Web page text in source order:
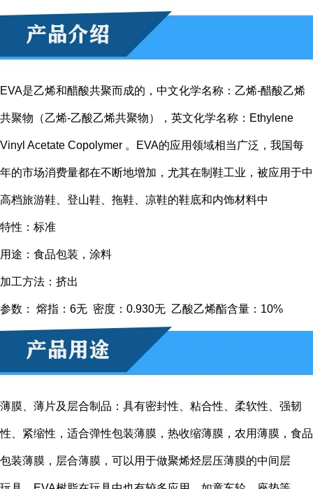
EVA是乙烯和醋酸共聚而成的，中文化学名称：乙烯-醋酸乙烯
共聚物（乙烯-乙酸乙烯共聚物），英文化学名称：Ethylene
Vinyl Acetate Copolymer 。EVA的应用领域相当广泛，我国每
年的市场消费量都在不断地增加，尤其在制鞋工业，被应用于中
高档旅游鞋、登山鞋、拖鞋、凉鞋的鞋底和内饰材料中
特性：标准
用途：食品包装，涂料
加工方法：挤出
参数： 熔指：6无 密度：0.930无 乙酸乙烯酯含量：10%
薄膜、薄片及层合制品：具有密封性、粘合性、柔软性、强韧
性、紧缩性，适合弹性包装薄膜，热收缩薄膜，农用薄膜，食品
包装薄膜，层合薄膜，可以用于做聚烯烃层压薄膜的中间层